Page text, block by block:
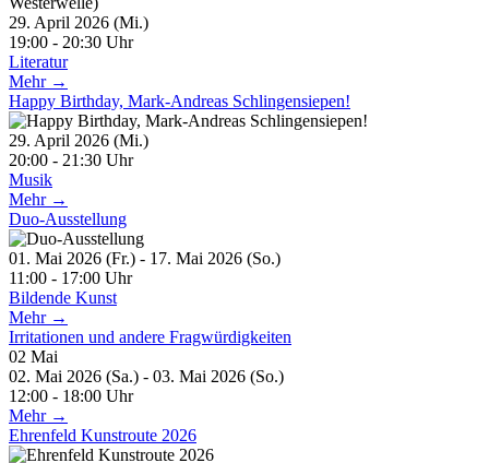
29. April 2026 (Mi.)
19:00 - 20:30 Uhr
Literatur
Mehr →
Happy Birthday, Mark-Andreas Schlingensiepen!
29. April 2026 (Mi.)
20:00 - 21:30 Uhr
Musik
Mehr →
Duo-Ausstellung
01. Mai 2026 (Fr.) - 17. Mai 2026 (So.)
11:00 - 17:00 Uhr
Bildende Kunst
Mehr →
Irritationen und andere Fragwürdigkeiten
02 Mai
02. Mai 2026 (Sa.) - 03. Mai 2026 (So.)
12:00 - 18:00 Uhr
Mehr →
Ehrenfeld Kunstroute 2026